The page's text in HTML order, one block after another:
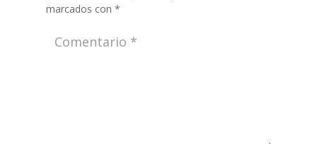
marcados con *